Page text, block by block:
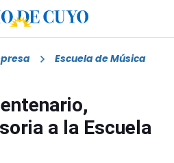
Escuela de Música
a la Escuela